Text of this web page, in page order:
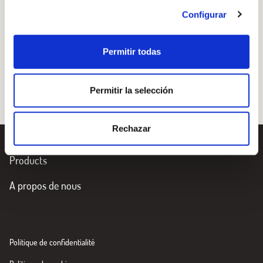
Configurar
Permitir todas
Permitir la selección
Rechazar
Disposez quelques anchois salés par-dessus.
Products
A propos de nous
Politique de confidentialité